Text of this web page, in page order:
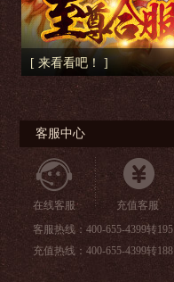
[ 来看看吧！ ]
客服中心
在线客服 充值客服
客服热线：400-655-4399转195
充值热线：400-655-4399转188